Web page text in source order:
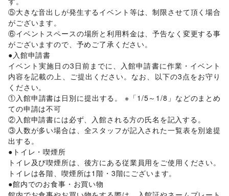
⑤大きな音出しが発生するイベント等は、制限させて頂く場合
がございます。
⑥イベントスペースの場所と利用料金は、予告なく変更する事
がございますので、予めご了承ください。
●入館申請書
イベント実施日の3日前までに、入館申請書に作業・イベント
内容を記載の上、ご提出ください。なお、以下の3点をお守り
ください。
①入館申請書は日別に提出する。 ※「1/5～1/8」などのまとめ
ての申請は不可
②入館申請書には必ず、入館される方の氏名を記入する。
③人数が多い場合は、全スタッフが記入された一覧表を別途提
出する。
●トイレ・喫煙所
トイレ及び喫煙所は、後方にある従業員用をご使用ください。
トイレは各階、喫煙所は1階・3階にございます。
●館内でのお食事・お買い物